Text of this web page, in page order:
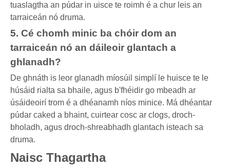
tuaslagtha an púdar in uisce te roimh é a chur leis an
tarraiceán nó druma.
5. Cé chomh minic ba chóir dom an
tarraiceán nó an dáileoir glantach a
ghlanadh?
De ghnáth is leor glanadh míosúil simplí le huisce te le
húsáid rialta sa bhaile, agus b'fhéidir go mbeadh ar
úsáideoirí trom é a dhéanamh níos minice. Má dhéantar
púdar caked a bhaint, cuirtear cosc ​​​​ar clogs, droch-
bholadh, agus droch-shreabhadh glantach isteach sa
druma.
Naisc Thagartha